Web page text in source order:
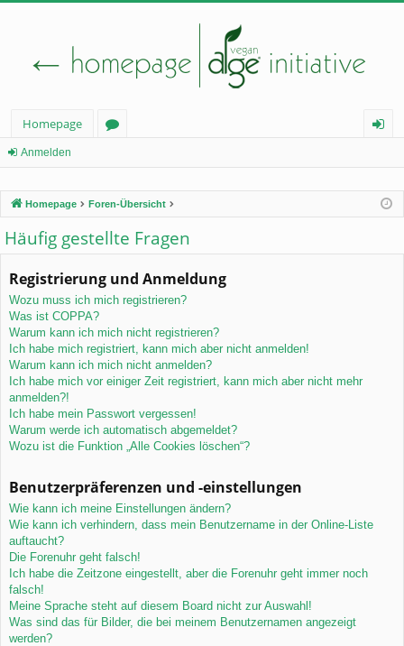
Homepage
el
Anmelden
Homepage Foren-Übersicht
Häufig gestellte Fragen
Registrierung und Anmeldung
Wozu muss ich mich registrieren?
Was ist COPPA?
Warum kann ich mich nicht registrieren?
Ich habe mich registriert, kann mich aber nicht anmelden!
Warum kann ich mich nicht anmelden?
Ich habe mich vor einiger Zeit registriert, kann mich aber nicht mehr
anmelden?!
Ich habe mein Passwort vergessen!
Warum werde ich automatisch abgemeldet?
Wozu ist die Funktion „Alle Cookies löschen“?
Benutzerpräferenzen und -einstellungen
Wie kann ich meine Einstellungen ändern?
Wie kann ich verhindern, dass mein Benutzername in der Online-Liste
auftaucht?
Die Forenuhr geht falsch!
Ich habe die Zeitzone eingestellt, aber die Forenuhr geht immer noch
falsch!
Meine Sprache steht auf diesem Board nicht zur Auswahl!
Was sind das für Bilder, die bei meinem Benutzernamen angezeigt
werden?